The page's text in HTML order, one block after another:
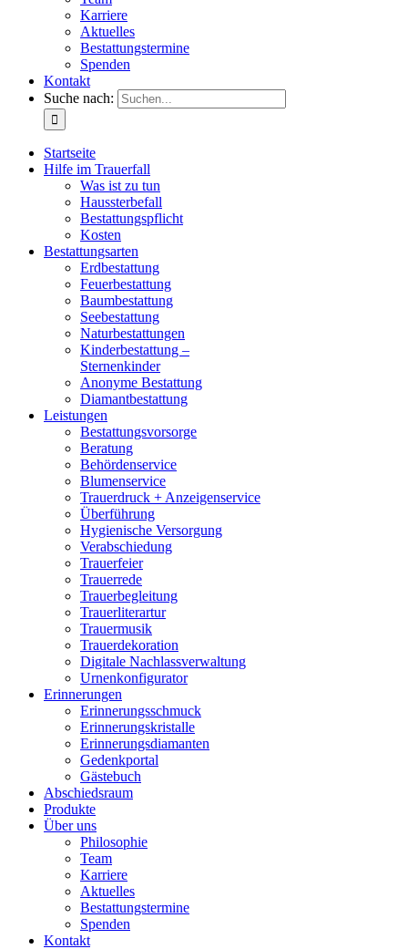
Karriere
Aktuelles
Bestattungstermine
Spenden
Kontakt
Suche nach:
Startseite
Hilfe im Trauerfall
Was ist zu tun
Haussterbefall
Bestattungspflicht
Kosten
Bestattungsarten
Erdbestattung
Feuerbestattung
Baumbestattung
Seebestattung
Naturbestattungen
Kinderbestattung –
Sternenkinder
Anonyme Bestattung
Diamantbestattung
Leistungen
Bestattungsvorsorge
Beratung
Behördenservice
Blumenservice
Trauerdruck + Anzeigenservice
Überführung
Hygienische Versorgung
Verabschiedung
Trauerfeier
Trauerrede
Trauerbegleitung
Trauerliterartur
Trauermusik
Trauerdekoration
Digitale Nachlassverwaltung
Urnenkonfigurator
Erinnerungen
Erinnerungsschmuck
Erinnerungskristalle
Erinnerungsdiamanten
Gedenkportal
Gästebuch
Abschiedsraum
Produkte
Über uns
Philosophie
Team
Karriere
Aktuelles
Bestattungstermine
Spenden
Kontakt